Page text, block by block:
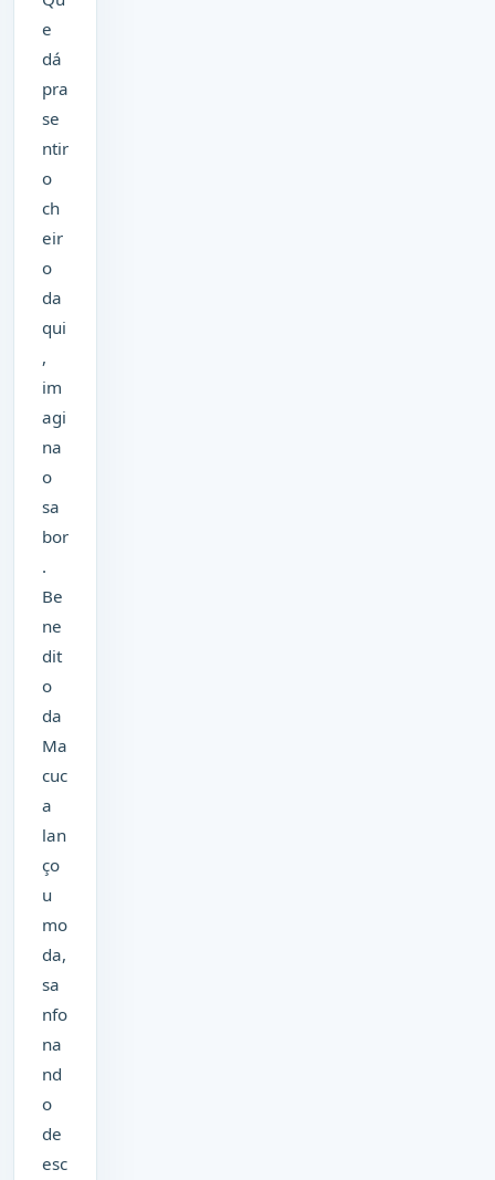
e
dá
pra
se
ntir
o
ch
eir
o
da
qui
,
im
agi
na
o
sa
bor
.
Be
ne
dit
o
da
Ma
cuc
a
lan
ço
u
mo
da,
sa
nfo
na
nd
o
de
esc